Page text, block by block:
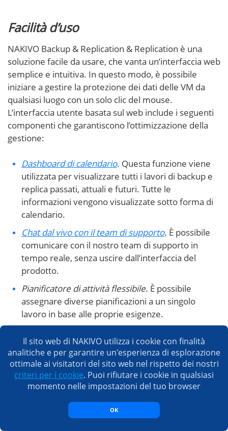
Facilità d’uso
NAKIVO Backup & Replication & Replication è una
soluzione facile da usare, che vanta un’interfaccia web
semplice e intuitiva. In questo modo, è possibile
iniziare a gestire la protezione dei dati delle VM da
qualsiasi luogo con un solo clic del mouse.
L’interfaccia utente basata sul web include i seguenti
componenti che garantiscono l’ottimizzazione della
gestione:
Dashboard di calendario. Questa funzione viene
utilizzata per visualizzare tutti i lavori di backup e
replica passati, attuali e futuri. Tutte le
informazioni vengono visualizzate sotto forma di
calendario.
Chat dal vivo con il team di supporto. È possibile
comunicare con il nostro team di supporto in
tempo reale, senza uscire dall’interfaccia del
prodotto.
Pianificatore di attività flessibile. È possibile
assegnare diverse pianificazioni a un singolo
lavoro in base alle proprie esigenze.
gestione di ambienti su larga scala, poiché
consente di individuare facilmente qualsiasi
processo, VM, backup, replica o repository di
backup ed eseguire le azioni necessarie su di essi.
L’ultima aggiunta al set di strumenti del prodotto è la
protezione dei dati basata sui criteri
Il sito web di NAKIVO utilizza i cookie con finalità
analitiche e per garantire un'esperienza di esplorazione
ottimale ai visitatori del sito web nel rispetto dei nostri
criteri per i cookie. Puoi rifiutare i cookie in qualsiasi
momento nelle impostazioni del tuo browser
OK